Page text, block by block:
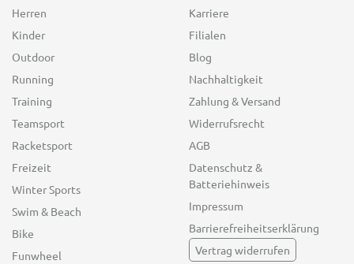
Herren
Kinder
Outdoor
Running
Training
Teamsport
Racketsport
Freizeit
Winter Sports
Swim & Beach
Bike
Funwheel
Karriere
Filialen
Blog
Nachhaltigkeit
Zahlung & Versand
Widerrufsrecht
AGB
Datenschutz &
Batteriehinweis
Impressum
Barrierefreiheitserklärung
Vertrag widerrufen